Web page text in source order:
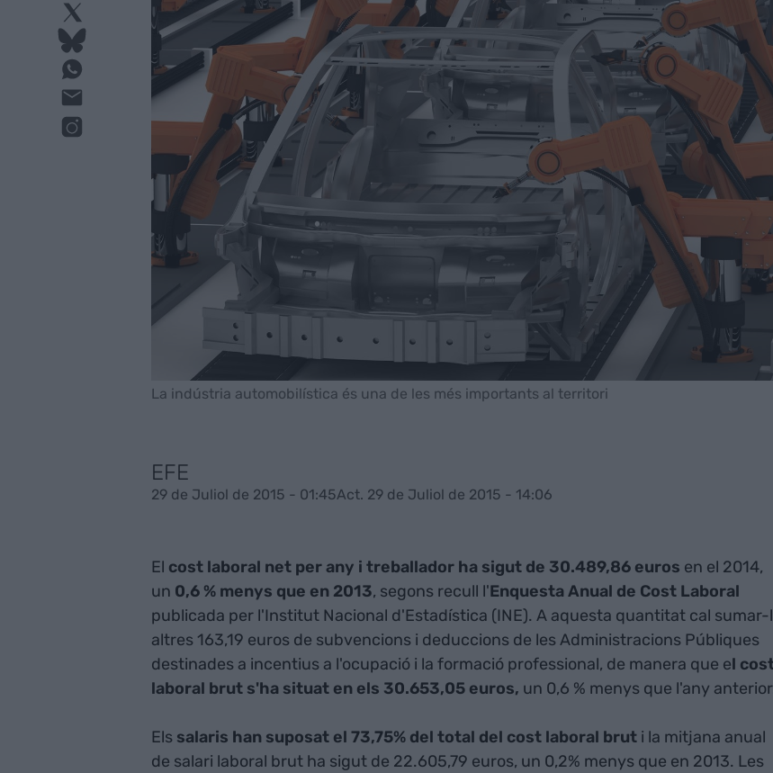
La indústria automobilística és una de les més importants al territori
EFE
29 de Juliol de 2015 - 01:45Act. 29 de Juliol de 2015 - 14:06
El cost laboral net per any i treballador ha sigut de 30.489,86 euros en el 2014,
un 0,6 % menys que en 2013, segons recull l'Enquesta Anual de Cost Laboral
publicada per l'Institut Nacional d'Estadística (INE). A aquesta quantitat cal sumar-
altres 163,19 euros de subvencions i deduccions de les Administracions Públiques
destinades a incentius a l'ocupació i la formació professional, de manera que el
laboral brut s'ha situat en els 30.653,05 euros, un 0,6 % menys que l'any
Els salaris han suposat el 73,75% del total del cost laboral bruti la mitjana anual
de salari laboral brut ha sigut de 22.605,79 euros, un 0,2% menys que en 2013. Les